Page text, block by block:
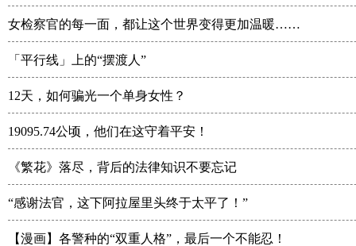
女检察官的每一面，都让这个世界变得更加温暖……
「平行线」上的“摆渡人”
12天，如何骗光一个单身女性？
19095.74公顷，他们在这守着平安！
《繁花》落尽，背后的法律知识不要忘记
“感谢法官，这下阿拉屋里头终于太平了！”
【漫画】各警种的“双重人格”，最后一个不能忍！